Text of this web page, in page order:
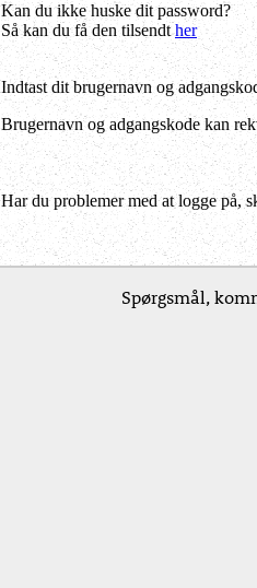
Kan du ikke huske dit password?
Så kan du få den tilsendther
Indtast dit brugernavn og
Brugernavn og adgangskode kan
Har du problemer med at logge på,
Spørgsmål,